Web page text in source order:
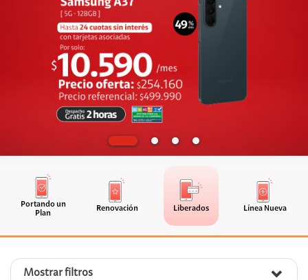
Portando un
Plan
Renovación Liberados Línea Nueva
Mostrar filtros